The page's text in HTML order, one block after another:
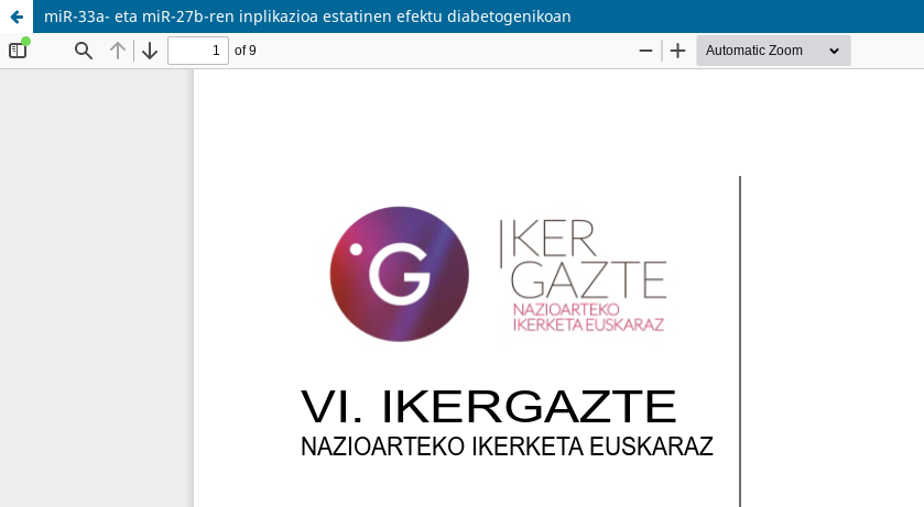
miR-33a- eta miR-27b-ren inplikazioa estatinen efektu diabetogenikoan